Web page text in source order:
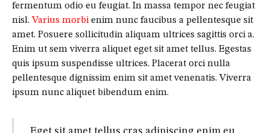
fermentum odio eu feugiat. In massa tempor nec feugiat
nisl. Varius morbi enim nunc faucibus a pellentesque sit
amet. Posuere sollicitudin aliquam ultrices sagittis orci a.
Enim ut sem viverra aliquet eget sit amet tellus. Egestas
quis ipsum suspendisse ultrices. Placerat orci nulla
pellentesque dignissim enim sit amet venenatis. Viverra
ipsum nunc aliquet bibendum enim.